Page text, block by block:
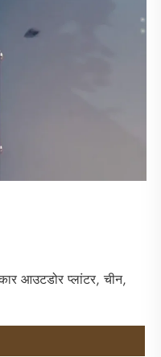
आउटडोर प्लांटर, चीन,